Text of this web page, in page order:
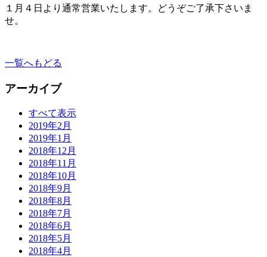
１月４日より通常営業いたします。どうぞご了承下さいま
せ。
一覧へもどる
アーカイブ
すべて表示
2019年2月
2019年1月
2018年12月
2018年11月
2018年10月
2018年9月
2018年8月
2018年7月
2018年6月
2018年5月
2018年4月